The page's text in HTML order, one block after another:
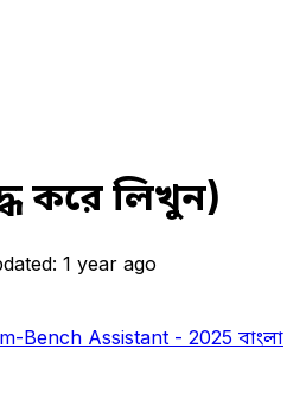
করে লিখুন)
1 year ago
Bench Assistant - 2025 বাংলা